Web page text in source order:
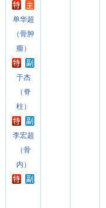
单华超
（骨肿
瘤）
于杰
（脊
柱）
李宏超
（骨
内）